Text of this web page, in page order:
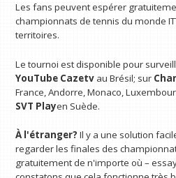
Les fans peuvent espérer
championnats de tennis du monde
territoires.
Le tournoi est disponible pour
YouTube Cazetv au Brésil; sur
France, Andorre, Monaco,
SVT Playen Suède.
À l'étranger? Il y a une solution
regarder les finales des
gratuitement de n'importe où –